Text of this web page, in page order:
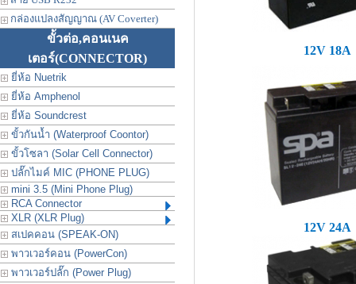
กล่องแปลงสัญญาณ (AV Coverter)
ขั้วต่อ,คอนเนค
เตอร์(CONNECTOR)
ยี่ห้อ Nuetrik
ยี่ห้อ Amphenol
ยี่ห้อ Soundcrest
ขั้วกันน้ำ (Waterproof Coontor)
ขั้วโซลา (Solar Cell Connector)
ปลั๊กไมค์ MIC (PHONE PLUG)
mini 3.5 (Mini Phone Plug)
RCA Connector
XLR (XLR Plug)
สเปคคอน (SPEAK-ON)
พาวเวอร์คอน (PowerCon)
พาวเวอร์ปลั๊ก (Power Plug)
12V 18A
12V 24A